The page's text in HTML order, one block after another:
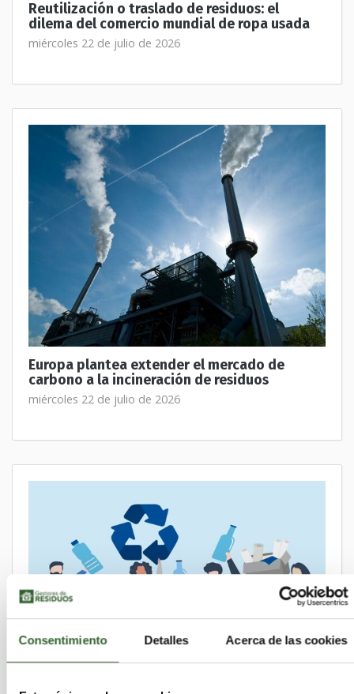
Consentimiento Detalles Acerca de las cookies
Reutilización o traslado de residuos: el
dilema del comercio mundial de ropa usada
miércoles 22 de julio de 2026
Europa plantea extender el mercado de
carbono a la incineración de residuos
miércoles 22 de julio de 2026